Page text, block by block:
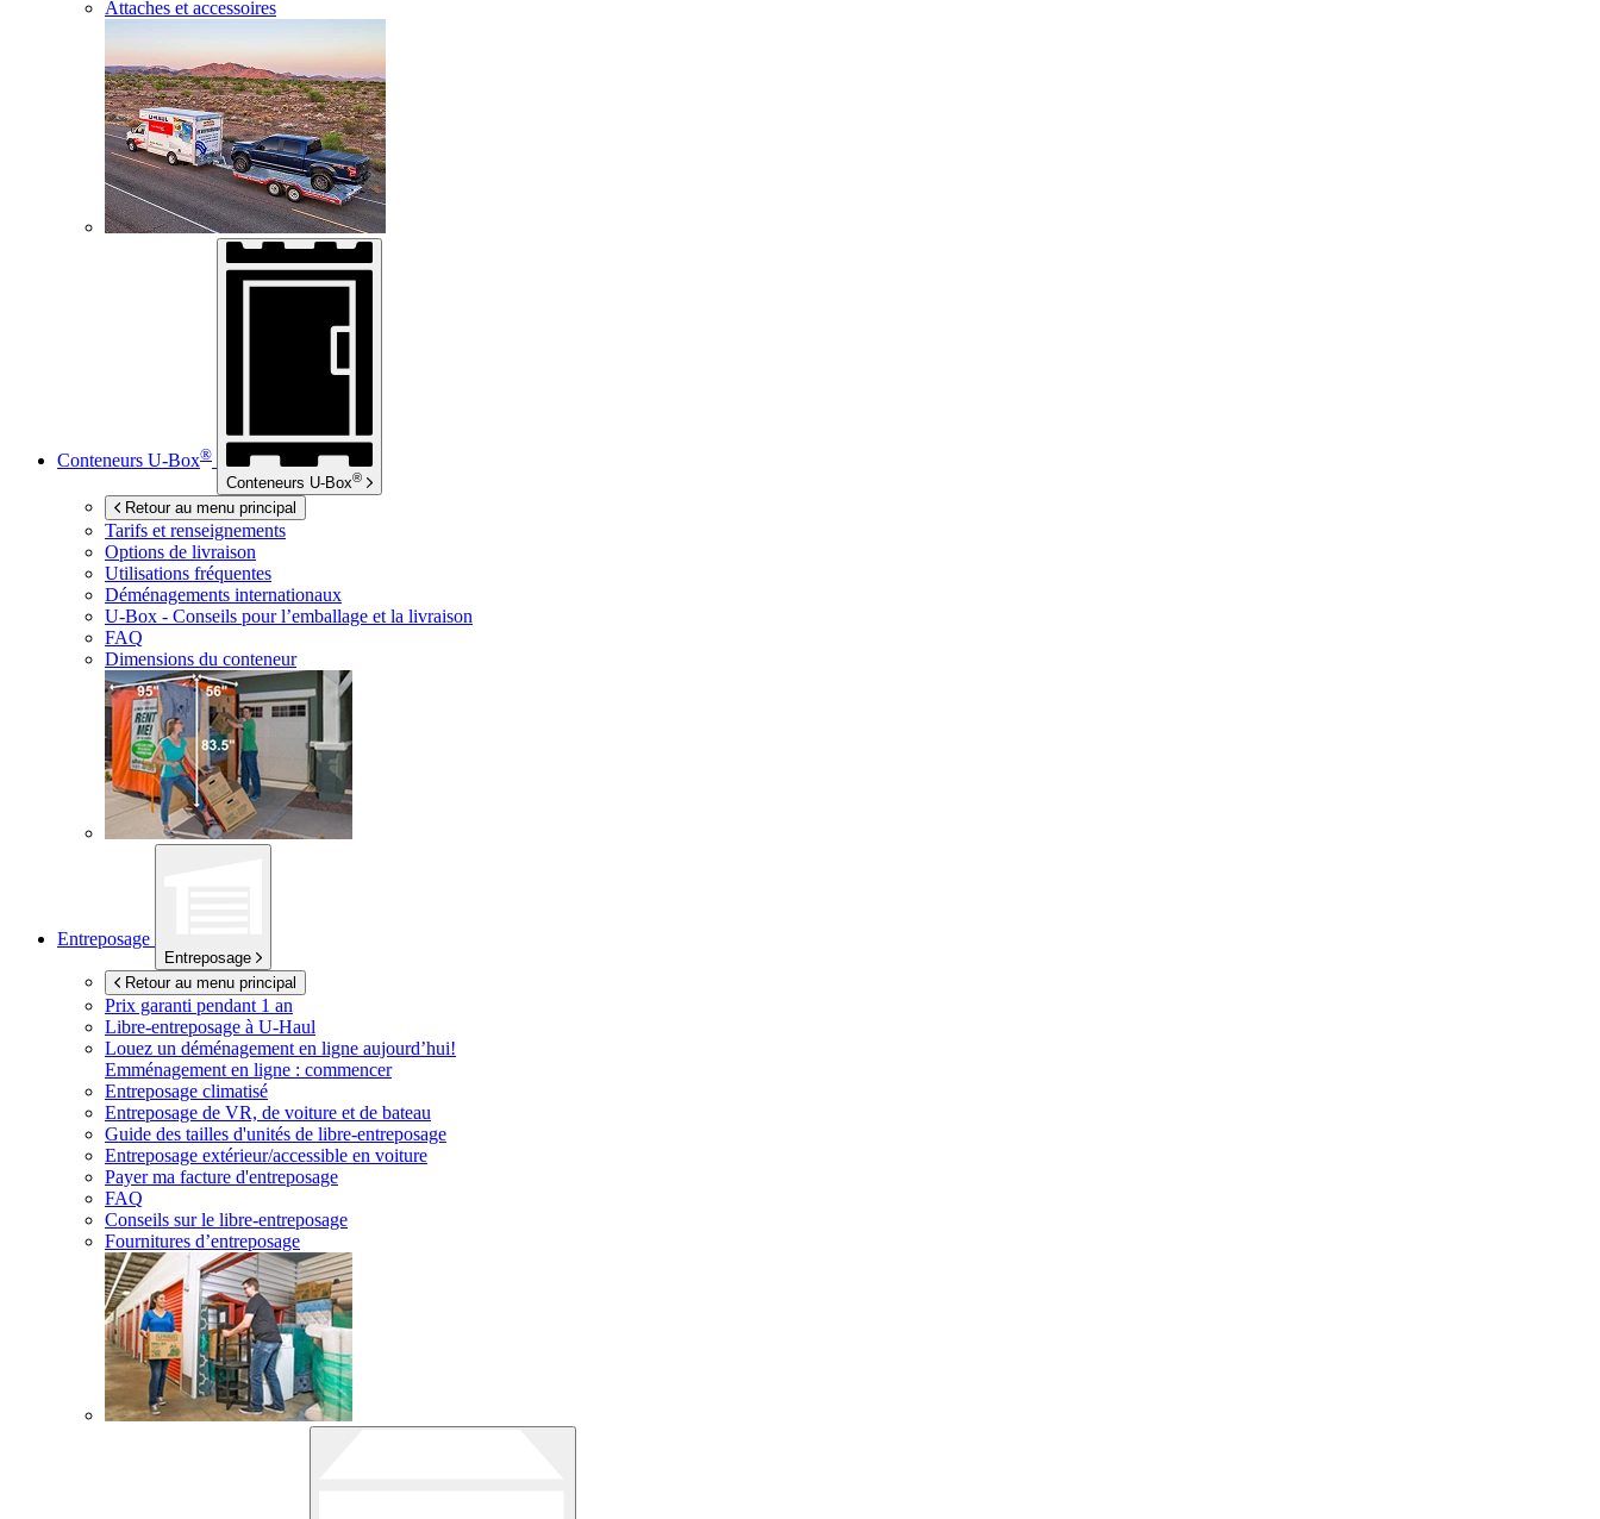
Attaches et accessoires
Conteneurs U-Box®
Conteneurs U-Box®
Retour au menu principal
Tarifs et renseignements
Options de livraison
Utilisations fréquentes
Déménagements internationaux
U-Box - Conseils pour l’emballage et la livraison
FAQ
Dimensions du conteneur
Entreposage
Entreposage
Retour au menu principal
Prix garanti pendant 1 an
Libre-entreposage à U-Haul
Louez un déménagement en ligne aujourd’hui!
Emménagement en ligne : commencer
Entreposage climatisé
Entreposage de VR, de voiture et de bateau
Guide des tailles d'unités de libre-entreposage
Entreposage extérieur/accessible en voiture
Payer ma facture d'entreposage
FAQ
Conseils sur le libre-entreposage
Fournitures d’entreposage